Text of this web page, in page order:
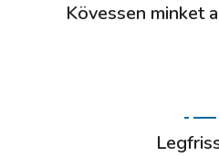
Kövessen minket